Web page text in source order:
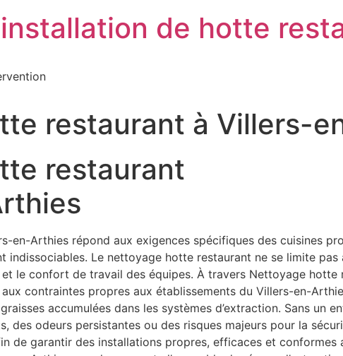
de hotte
restaurant à Villers-
restaurant
en-Arthies répond aux exigences spécifiques des cuisines
indissociables. Le nettoyage hotte restaurant ne se limite
et le confort de travail des équipes. À travers Nettoyage
contraintes propres aux établissements du Villers-en-
accumulées dans les systèmes d’extraction. Sans un
des odeurs persistantes ou des risques majeurs pour la
de garantir des installations propres, efficaces et conformes